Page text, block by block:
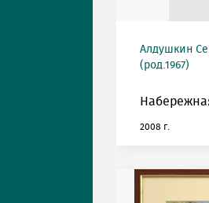
Алдушкин
(род.1967)
2008 г.